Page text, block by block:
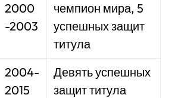
2000
-2003
чемпион мира, 5
успешных защит
титула
2004-
2015
Девять успешных
защит титула